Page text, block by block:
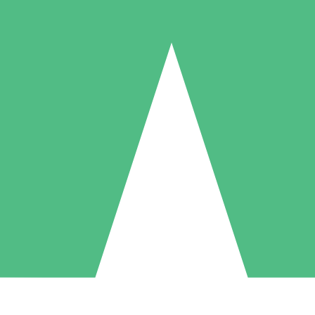
Packs de Crédits Individuels
à l'utilisation avec des crédits de téléchargement. Sans engagement
5 Téléchargements
US$